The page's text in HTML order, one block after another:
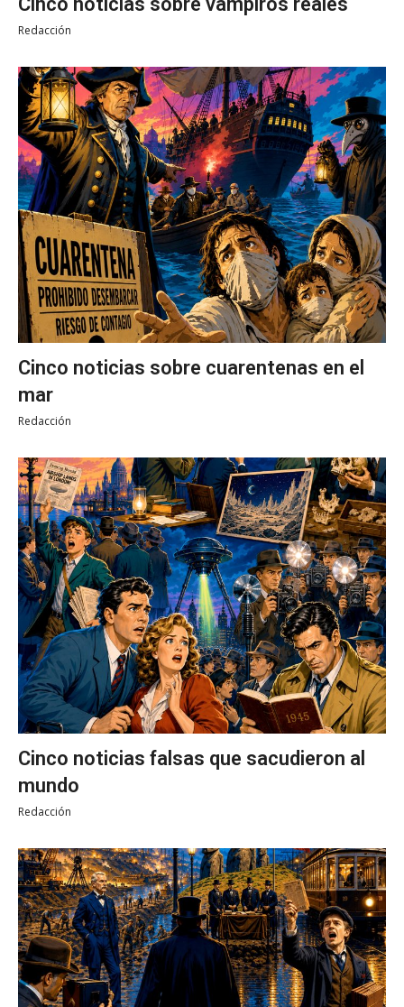
Redacción
Cinco noticias sobre cuarentenas en el
mar
Redacción
Cinco noticias falsas que sacudieron al
mundo
Redacción